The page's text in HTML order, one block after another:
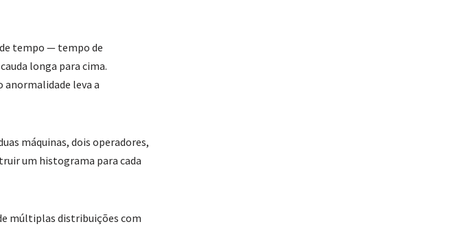
tempo — tempo de
longa para cima.
anormalidade leva a
máquinas, dois operadores,
um histograma para cada
múltiplas distribuições com